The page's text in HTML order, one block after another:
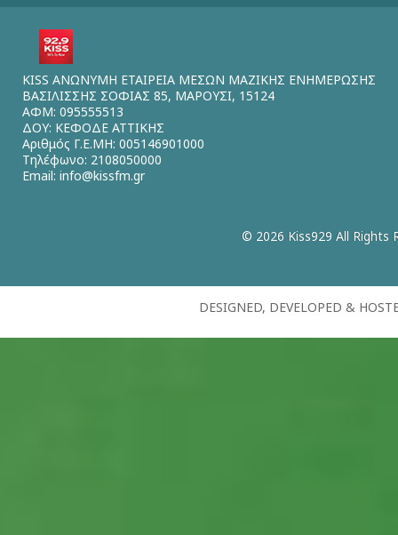
KISS ΑΝΩΝΥΜΗ ΕΤΑΙΡΕΙΑ ΜΕΣΩΝ ΜΑΖΙΚΗΣ ΕΝΗΜΕΡΩΣΗΣ
ΒΑΣΙΛΙΣΣΗΣ ΣΟΦΙΑΣ 85, ΜΑΡΟΥΣΙ, 15124
ΑΦΜ: 095555513
ΔΟΥ: ΚΕΦΟΔΕ ΑΤΤΙΚΗΣ
Αριθμός Γ.Ε.ΜΗ: 005146901000
Τηλέφωνο: 2108050000
Email: info@kissfm.gr
© 2026 Kiss929 All Rights
DESIGNED, DEVELOPED &